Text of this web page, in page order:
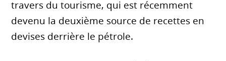
travers du tourisme, qui est récemment
devenu la deuxième source de recettes en
devises derrière le pétrole.